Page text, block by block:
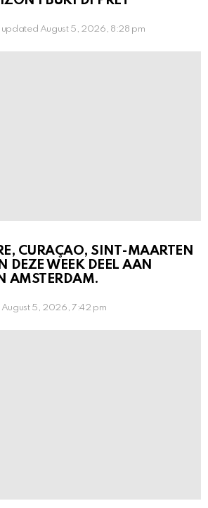
updated August 5, 2026, 8:28 pm
CURAÇAO, SINT-MAARTEN
DEZE WEEK DEEL AAN
AMSTERDAM.
August 5, 2026, 7:42 pm